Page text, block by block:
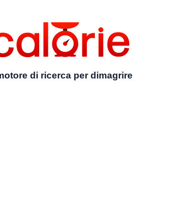
di ricerca per dimagrire